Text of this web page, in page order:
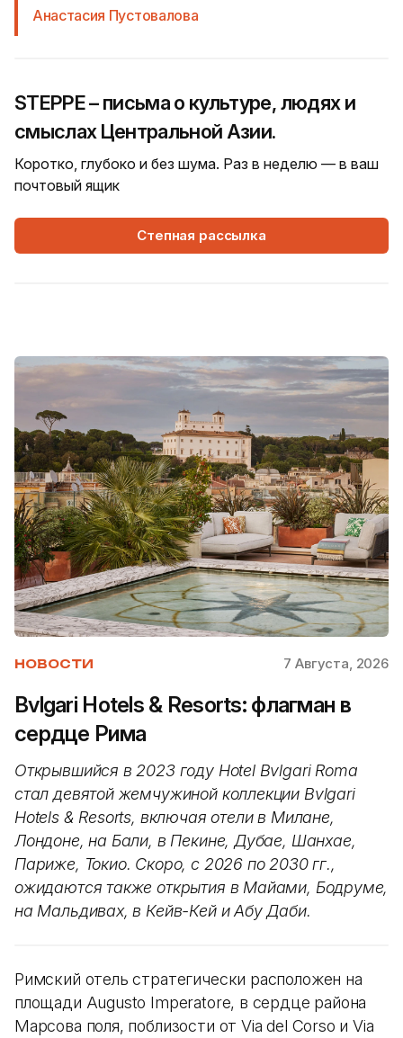
Анастасия Пустовалова
STEPPE – письма о культуре, людях и
смыслах Центральной Азии.
Коротко, глубоко и без шума. Раз в неделю — в ваш
почтовый ящик
Степная рассылка
НОВОСТИ 7 Августа, 2026
Bvlgari Hotels & Resorts: флагман в
сердце Рима
Открывшийся в 2023 году Hotel Bvlgari Roma
стал девятой жемчужиной коллекции Bvlgari
Hotels & Resorts, включая отели в Милане,
Лондоне, на Бали, в Пекине, Дубае, Шанхае,
Париже, Токио. Скоро, с 2026 по 2030 гг.,
ожидаются также открытия в Майами, Бодруме,
на Мальдивах, в Кейв-Кей и Абу Даби.
Римский отель стратегически расположен на
площади Augusto Imperatore, в сердце района
Марсова поля, поблизости от Via del Corso и Via